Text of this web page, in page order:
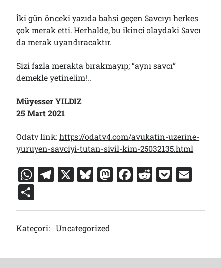
İki gün önceki yazıda bahsi geçen Savcıyı herkes
çok merak etti. Herhalde, bu ikinci olaydaki Savcı
da merak uyandıracaktır.
Sizi fazla merakta bırakmayıp; “aynı savcı”
demekle yetinelim!..
Müyesser YILDIZ
25 Mart 2021
Odatv link:https://odatv4.com/avukatin-uzerine-
yuruyen-savciyi-tutan-sivil-kim-25032135.html
W
at
s
A
p
T
e
gr
a
m
X Bl
e
s
k
y
M
st
o
F
c
o
R
d
P
c ai
h
ar
e
Kategori: Uncategorized